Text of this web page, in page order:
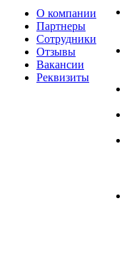
О компании
Партнеры
Сотрудники
Отзывы
Вакансии
Реквизиты